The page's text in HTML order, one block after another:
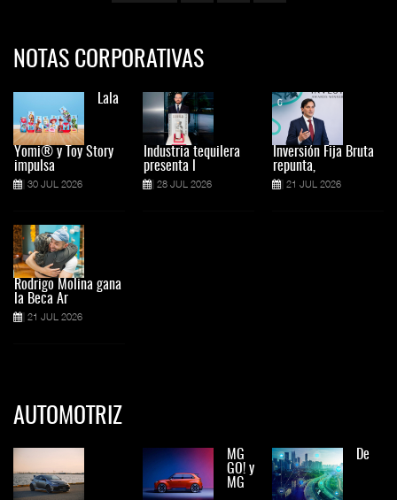
NOTAS CORPORATIVAS
Lala
Yomi® y Toy Story
impulsa
30 JUL 2026
Rodrigo Molina gana
la Beca Ar
21 JUL 2026
Industria tequilera
presenta l
28 JUL 2026
Inversión Fija Bruta
repunta,
21 JUL 2026
AUTOMOTRIZ
MG
GO! y
MG
De